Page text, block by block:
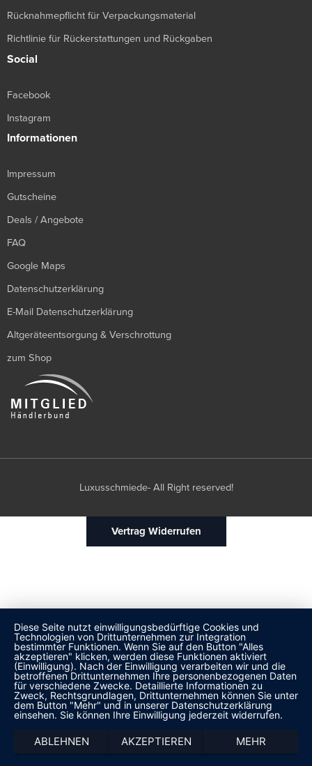
Rücknahmepflicht für Verpackungsmaterial
Richtlinie für Rückerstattungen und Rückgaben
Social
Facebook
Instagram
Informationen
Impressum
Gutscheine
Deals / Angebote
FAQ
Google Maps
Datenschutzerklärung
E-Mail Datenschutzerklärung
Altgeräteentsorgung & Verschrottung
zum Shop
Luxusschmiede- All Right reserved!
Vertrag Widerrufen
Diese Seite nutzt einwilligungsbedürftige Cookies und
Technologien von Drittunternehmen zur Integration
bestimmter Funktionen. Wenn Sie auf den Button "Alles
akzeptieren" klicken, werden diese Funktionen aktiviert
(Einwilligung). Nach der Einwilligung verarbeiten wir und die
betroffenen Drittunternehmen Ihre personenbezogenen Daten
für verschiedene Zwecke. Detaillierte Informationen zu
Zweck, Rechtsgrundlagen, Drittunternehmen können Sie unter
dem Button "Mehr" und in unserer Datenschutzerklärung
einsehen. Sie können Ihre Einwilligung jederzeit widerrufen.
ABLEHNEN AKZEPTIEREN MEHR